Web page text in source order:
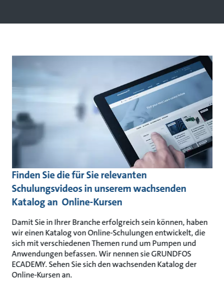
Finden Sie die für Sie relevanten
Schulungsvideos in unserem wachsenden
Katalog an Online-Kursen
Damit Sie in Ihrer Branche erfolgreich sein können, haben
wir einen Katalog von Online-Schulungen entwickelt, die
sich mit verschiedenen Themen rund um Pumpen und
Anwendungen befassen. Wir nennen sie GRUNDFOS
ECADEMY. Sehen Sie sich den wachsenden Katalog der
Online-Kursen an.